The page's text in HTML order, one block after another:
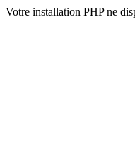
Votre installation PHP ne